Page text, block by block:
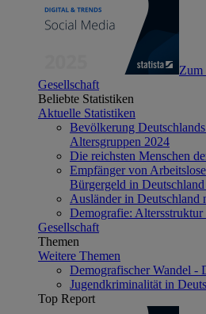
Zum
Gesellschaft
Beliebte Statistiken
Aktuelle Statistiken
Bevölkerung
Altersgruppen 2024
Die reichsten Menschen
Empfänger von
Bürgergeld in
Ausländer in Deutschland
Demografie:
Gesellschaft
Themen
Weitere Themen
Demografischer Wandel -
Jugendkriminalität in
Top Report